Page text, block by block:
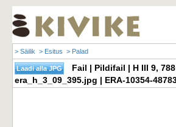
> Säilik > Esitus > Palad
Fail | Pildifail | H III 9,
era_h_3_09_395.jpg | ERA-10354-